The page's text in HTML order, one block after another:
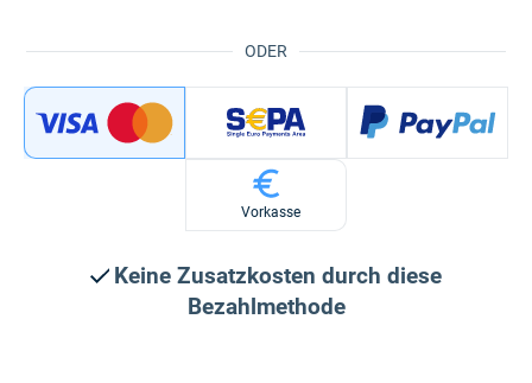
ODER
Vorkasse
Keine Zusatzkosten durch diese
Bezahlmethode